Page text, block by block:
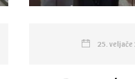
25. veljače